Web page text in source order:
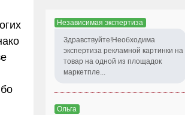
Независимая экспертиза
Здравствуйте!Необходима
экспертиза рекламной картинки на
товар на одной из площадок
маркетпле...
Ольга